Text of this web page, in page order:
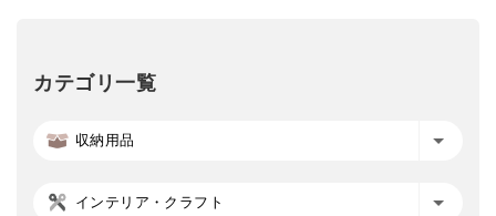
カテゴリ一覧
収納用品
インテリア・クラフト